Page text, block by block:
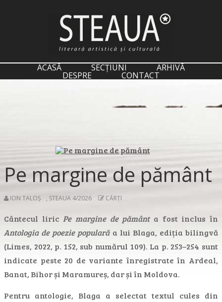
ACASĂ SECȚIUNI ARHIVĂ
DESPRE CONTACT
Pe margine de pământ
ION TALOȘ , STEAUA 4/2026 CĂRȚI
Cântecul liric Pe margine de pământa fost inclus în
Antologia de poezie popularăa lui Blaga, ediția bilingvă
(Limes, 2022, p. 152, sub numărul 109). La p. 253–254 sunt
indicate peste 20 de variante înregistrate în Ardeal,
Banat, Bihor și Maramureș, dar și în Moldova.
Pentru antologie, Blaga a selectat textul cules din